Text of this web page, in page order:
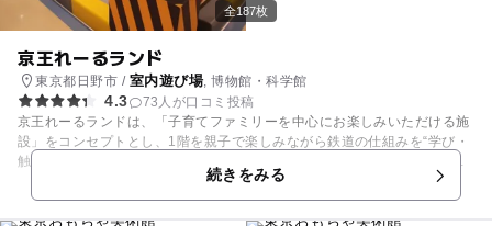
全187枚
京王れーるランド
東京都日野市 / 室内遊び場, 博物館・科学館
4.3
73人が口コミ投稿
京王れーるランドは、「子育てファミリーを中心にお楽しみいただける施
設」をコンセプトとし、1階を親子で楽しみながら鉄道の仕組みを“学び・
触って・体験できる”フロア、2階を“お子様が安心して遊べる”キッズフロ
ほか、展示車両の外周にはお子様に人気の高いミニ電車を運行します。
続きをみる